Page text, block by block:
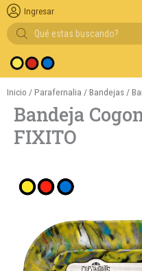
Búsqueda
de
productos
Ingresar
Inicio / Parafernalia / Bandejas /
Bandeja
FIXITO